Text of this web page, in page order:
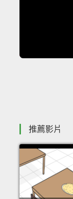
推薦影片